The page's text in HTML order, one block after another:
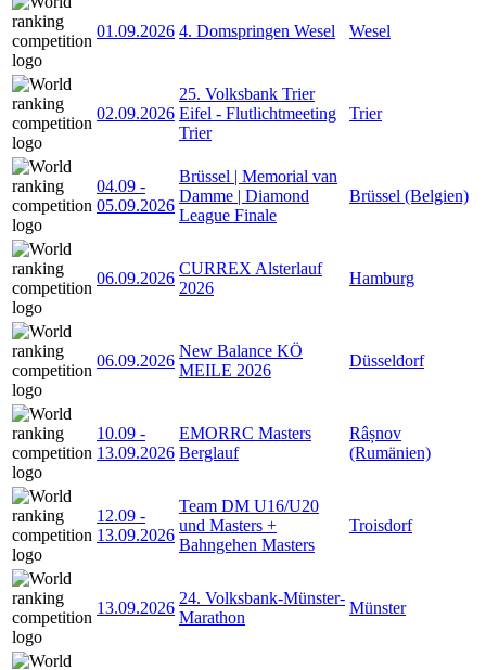
01.09.2026 4. Domspringen Wesel Wesel
02.09.2026
25. Volksbank Trier
Eifel - Flutlichtmeeting
Trier
Trier
04.09 -
05.09.2026
Brüssel | Memorial van
Damme | Diamond
League Finale
Brüssel (Belgien)
06.09.2026
CURREX Alsterlauf
2026
Hamburg
06.09.2026
New Balance KÖ
MEILE 2026
Düsseldorf
10.09 -
13.09.2026
EMORRC Masters
Berglauf
Râșnov
(Rumänien)
12.09 -
13.09.2026
Team DM U16/U20
und Masters +
Bahngehen Masters
Troisdorf
13.09.2026
24. Volksbank-Münster-
Marathon
Münster